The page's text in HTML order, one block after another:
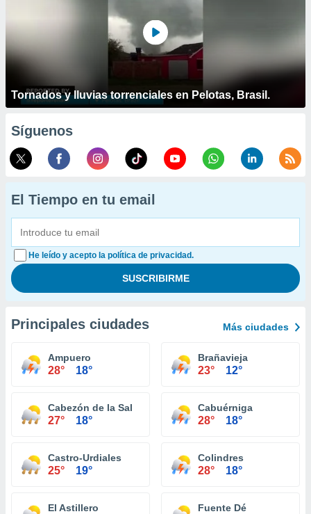
Tornados y lluvias torrenciales en Pelotas, Brasil.
Síguenos
El Tiempo en tu email
He leído y acepto la política de privacidad.
Principales ciudades Más ciudades
Ampuero
28° 18°
Brañavieja
23° 12°
Cabezón de la Sal
27° 18°
Cabuérniga
28° 18°
Castro-Urdiales
25° 19°
Colindres
28° 18°
El Astillero Fuente Dé